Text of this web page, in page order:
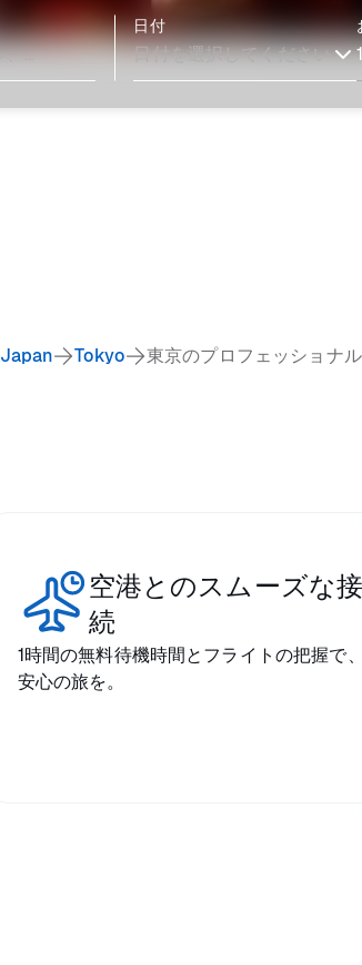
日付
Japan Tokyo 東京のプロフェッショナ
空港とのスムーズな接
続
1時間の無料待機時間とフライトの把握で、
安心の旅を。